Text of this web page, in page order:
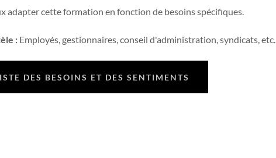
adapter cette formation en fonction de besoins spécifiques.
: Employés, gestionnaires, conseil d'administration, syndicats, etc.
DES BESOINS ET DES SENTIMENTS